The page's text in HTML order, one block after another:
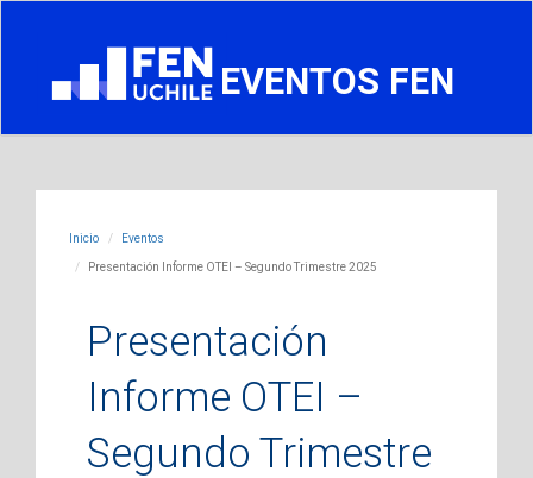
EVENTOS FEN
Inicio Eventos
Presentación Informe OTEI – Segundo Trimestre 2025
Presentación
Informe OTEI –
Segundo Trimestre